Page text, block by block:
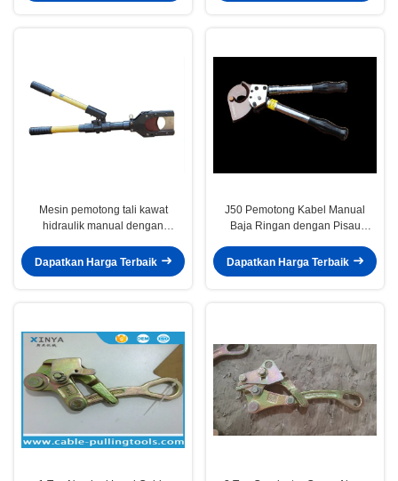
Mesin pemotong tali kawat
hidraulik manual dengan
kapasitas 40 mm - Alat pemotong
kabel paduan aluminium tugas
Dapatkan Harga Terbaik
J50 Pemotong Kabel Manual
Baja Ringan dengan Pisau
Pemotongan Efisien
Dapatkan Harga Terbaik